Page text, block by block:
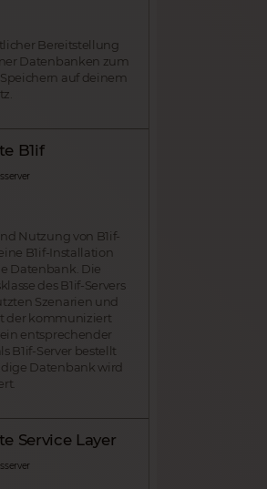
Bereitstellung
Datenbanken zum
auf deinem
B1if
Nutzung von B1if-
B1if-Installation
Datenbank. Die
des B1if-Servers
Szenarien und
der kommuniziert
entsprechender
B1if-Server bestellt
Datenbank wird
Service Layer